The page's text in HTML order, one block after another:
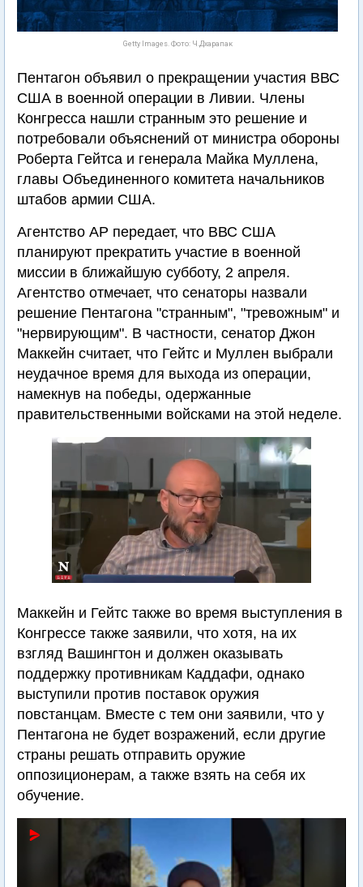
Getty Images. Фото: Ч.Дхарапак
Пентагон объявил о прекращении участия ВВС
США в военной операции в Ливии. Члены
Конгресса нашли странным это решение и
потребовали объяснений от министра обороны
Роберта Гейтса и генерала Майка Муллена,
главы Объединенного комитета начальников
штабов армии США.
Агентство АР передает, что ВВС США
планируют прекратить участие в военной
миссии в ближайшую субботу, 2 апреля.
Агентство отмечает, что сенаторы назвали
решение Пентагона "странным", "тревожным" и
"нервирующим". В частности, сенатор Джон
Маккейн считает, что Гейтс и Муллен выбрали
неудачное время для выхода из операции,
намекнув на победы, одержанные
правительственными войсками на этой неделе.
Маккейн и Гейтс также во время выступления в
Конгрессе также заявили, что хотя, на их
взгляд Вашингтон и должен оказывать
поддержку противникам Каддафи, однако
выступили против поставок оружия
повстанцам. Вместе с тем они заявили, что у
Пентагона не будет возражений, если другие
страны решать отправить оружие
оппозиционерам, а также взять на себя их
обучение.